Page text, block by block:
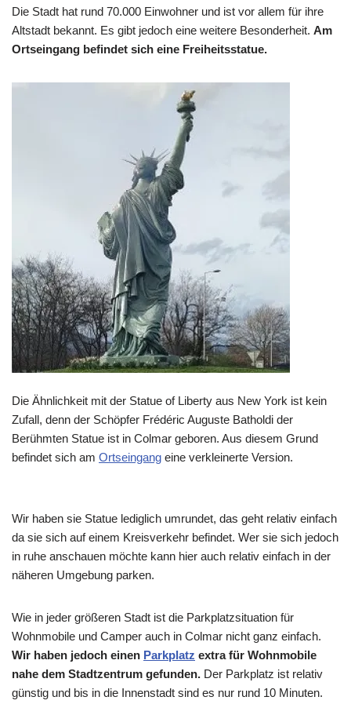
Die Stadt hat rund 70.000 Einwohner und ist vor allem für ihre
Altstadt bekannt. Es gibt jedoch eine weitere Besonderheit. Am
Ortseingang befindet sich eine Freiheitsstatue.
Die Ähnlichkeit mit der Statue of Liberty aus New York ist kein
Zufall, denn der Schöpfer Frédéric Auguste Batholdi der
Berühmten Statue ist in Colmar geboren. Aus diesem Grund
befindet sich am Ortseingang eine verkleinerte Version.
Wir haben sie Statue lediglich umrundet, das geht relativ einfach
da sie sich auf einem Kreisverkehr befindet. Wer sie sich jedoch
in ruhe anschauen möchte kann hier auch relativ einfach in der
näheren Umgebung parken.
Wie in jeder größeren Stadt ist die Parkplatzsituation für
Wohnmobile und Camper auch in Colmar nicht ganz einfach.
Wir haben jedoch einen Parkplatz extra für Wohnmobile
nahe dem Stadtzentrum gefunden. Der Parkplatz ist relativ
günstig und bis in die Innenstadt sind es nur rund 10 Minuten.